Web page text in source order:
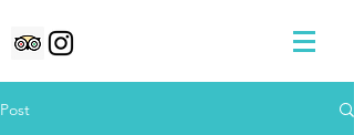
Post